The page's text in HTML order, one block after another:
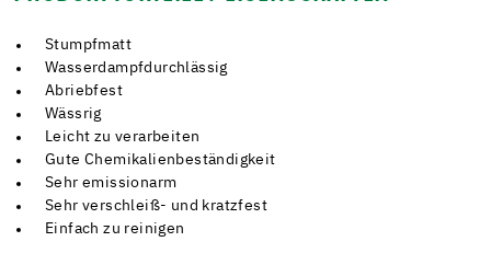
Stumpfmatt
Wasserdampfdurchlässig
Abriebfest
Wässrig
Leicht zu verarbeiten
Gute Chemikalienbeständigkeit
Sehr emissionarm
Sehr verschleiß- und kratzfest
Einfach zu reinigen